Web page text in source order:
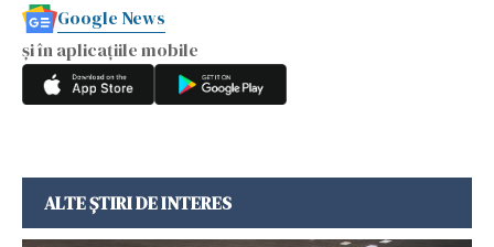
Google News
și în aplicațiile mobile
ALTE ȘTIRI DE INTERES